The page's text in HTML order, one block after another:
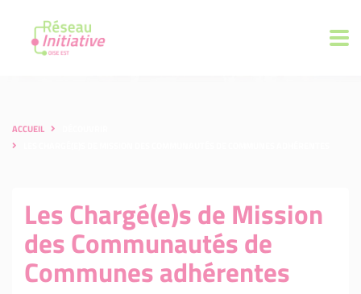
ACCUEIL
Les Chargé(e)s de Mission
des Communautés de
Communes adhérentes